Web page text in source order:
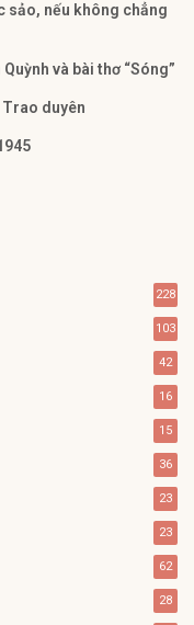
sảo, nếu không chẳng
và bài thơ “Sóng”
duyên
228
103
42
16
15
36
23
23
62
28